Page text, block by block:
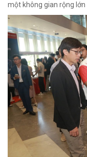
một không gian rộng